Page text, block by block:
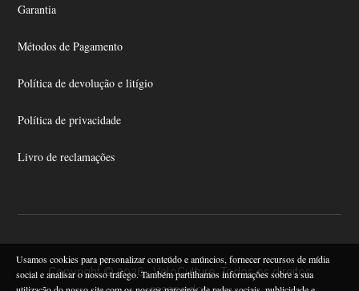
Garantia
Métodos de Pagamento
Política de devolução e litígio
Política de privacidade
Livro de reclamações
Copyright © 2026 · VeloCulture. Todos os direitos
Usamos cookies para personalizar conteúdo e anúncios, fornecer recursos de mídia
social e analisar o nosso tráfego. Também partilhamos informações sobre a sua